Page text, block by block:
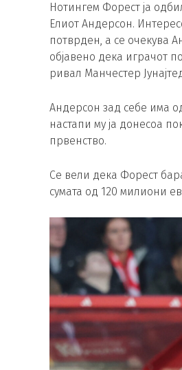
Нотингем Форест ја
Елиот Андерсон.
потврден, а се очекува
објавено дека играчот
ривал Манчестер
Андерсон зад себе има
настапи му ја донесоа
првенство.
Се вели дека Форест
сумата од 120 милиони